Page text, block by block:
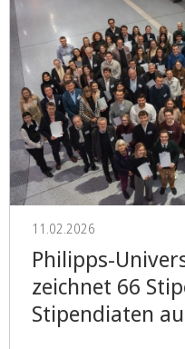
11.02.2026
Philipps-
zeichnet 66
Stipendiaten